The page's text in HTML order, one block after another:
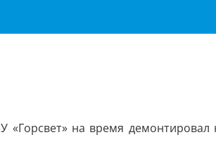
на время демонтировал